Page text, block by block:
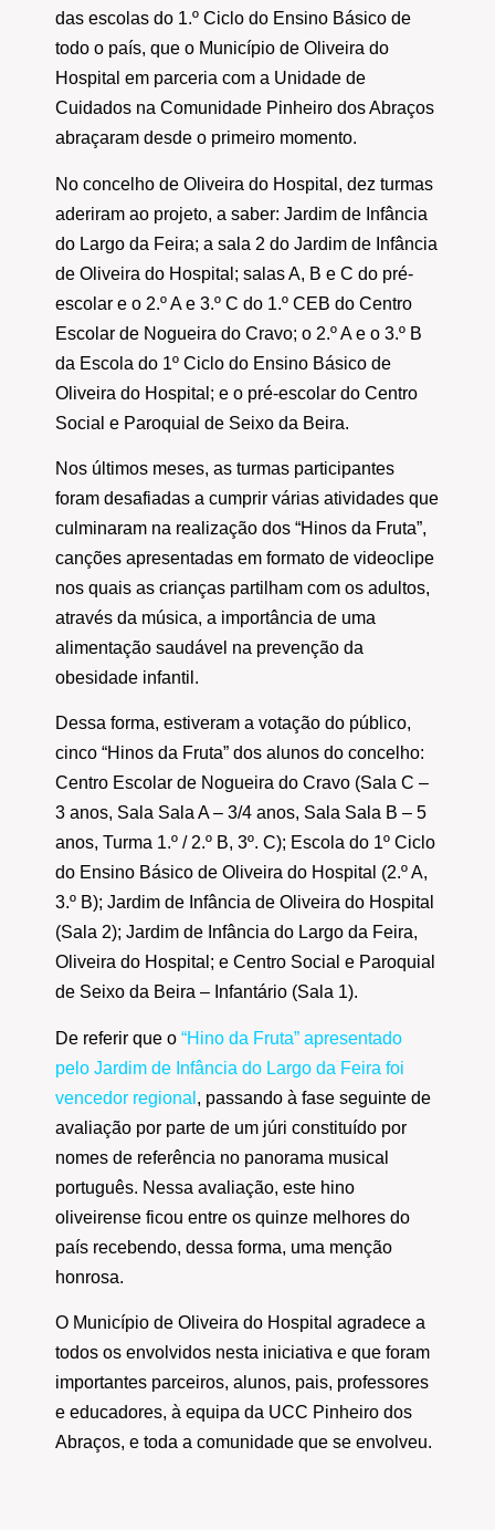
das escolas do 1.º Ciclo do Ensino Básico de
todo o país, que o Município de Oliveira do
Hospital em parceria com a Unidade de
Cuidados na Comunidade Pinheiro dos Abraços
abraçaram desde o primeiro momento.
No concelho de Oliveira do Hospital, dez turmas
aderiram ao projeto, a saber: Jardim de Infância
do Largo da Feira; a sala 2 do Jardim de Infância
de Oliveira do Hospital; salas A, B e C do pré-
escolar e o 2.º A e 3.º C do 1.º CEB do Centro
Escolar de Nogueira do Cravo; o 2.º A e o 3.º B
da Escola do 1º Ciclo do Ensino Básico de
Oliveira do Hospital; e o pré-escolar do Centro
Social e Paroquial de Seixo da Beira.
Nos últimos meses, as turmas participantes
foram desafiadas a cumprir várias atividades que
culminaram na realização dos “Hinos da Fruta”,
canções apresentadas em formato de videoclipe
nos quais as crianças partilham com os adultos,
através da música, a importância de uma
alimentação saudável na prevenção da
obesidade infantil.
Dessa forma, estiveram a votação do público,
cinco “Hinos da Fruta” dos alunos do concelho:
Centro Escolar de Nogueira do Cravo (Sala C –
3 anos, Sala Sala A – 3/4 anos, Sala Sala B – 5
anos, Turma 1.º / 2.º B, 3º. C); Escola do 1º Ciclo
do Ensino Básico de Oliveira do Hospital (2.º A,
3.º B); Jardim de Infância de Oliveira do Hospital
(Sala 2); Jardim de Infância do Largo da Feira,
Oliveira do Hospital; e Centro Social e Paroquial
de Seixo da Beira – Infantário (Sala 1).
De referir que o “Hino da Fruta” apresentado
pelo Jardim de Infância do Largo da Feira foi
vencedor regional , passando à fase seguinte de
avaliação por parte de um júri constituído por
nomes de referência no panorama musical
português. Nessa avaliação, este hino
oliveirense ficou entre os quinze melhores do
país recebendo, dessa forma, uma menção
honrosa.
O Município de Oliveira do Hospital agradece a
todos os envolvidos nesta iniciativa e que foram
importantes parceiros, alunos, pais, professores
e educadores, à equipa da UCC Pinheiro dos
Abraços, e toda a comunidade que se envolveu.